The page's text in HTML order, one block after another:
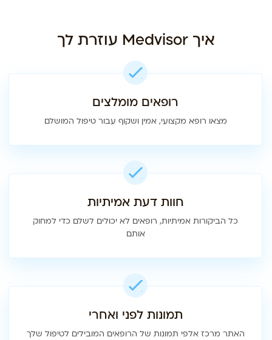
איך Medvisor עוזרת לך
רופאים מומלצים
מצאו רופא מקצועי, אמין ושקוף עבור טיפול המושלם
חוות דעת אמיתיות
כל הביקורות אמיתיות, רופאים לא יכולים לשלם כדי למחוק
אותם
תמונות לפני ואחרי
האתר מרכז אלפי תמונות של הרופאים המובילים לטיפול שלך